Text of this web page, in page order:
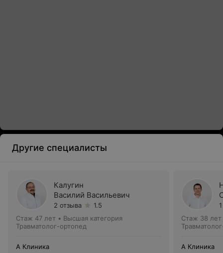
Другие специалисты
Калугин
Василий Васильевич
2 отзыва
1.5
Стаж 47 лет • Высшая категория
Травматолог-ортопед
А Клиника
Стаж 38 лет
А Клиника